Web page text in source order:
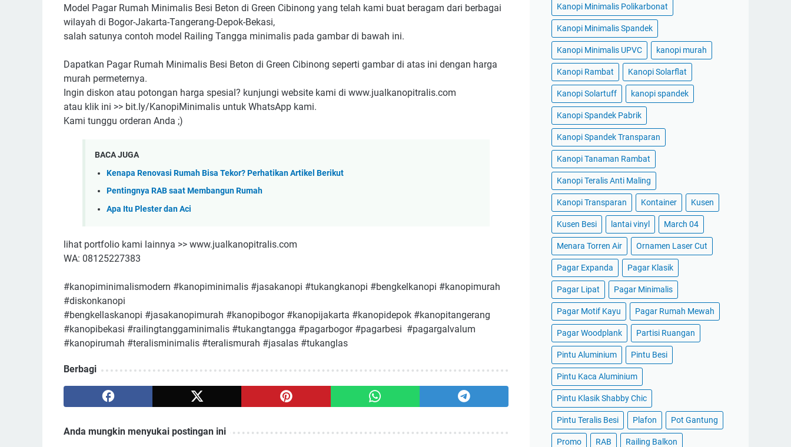
Model Pagar Rumah Minimalis Besi Beton di Green Cibinong yang telah kami buat beragam dari berbagai
wilayah di Bogor-Jakarta-Tangerang-Depok-Bekasi,
salah satunya contoh model Railing Tangga minimalis pada gambar di bawah ini.
Dapatkan Pagar Rumah Minimalis Besi Beton di Green Cibinong seperti gambar di atas ini dengan harga
murah permeternya.
Ingin diskon atau potongan harga spesial? kunjungi website kami di www.jualkanopitralis.com
atau klik ini >> bit.ly/KanopiMinimalis untuk WhatsApp kami.
Kami tunggu orderan Anda ;)
BACA JUGA
Kenapa Renovasi Rumah Bisa Tekor? Perhatikan Artikel Berikut
Pentingnya RAB saat Membangun Rumah
Apa Itu Plester dan Aci
lihat portfolio kami lainnya >> www.jualkanopitralis.com
WA: 08125227383
#kanopiminimalismodern #kanopiminimalis #jasakanopi #tukangkanopi #bengkelkanopi #kanopimurah
#diskonkanopi
#bengkellaskanopi #jasakanopimurah #kanopibogor #kanopijakarta #kanopidepok #kanopitangerang
#kanopibekasi #railingtanggaminimalis #tukangtangga #pagarbogor #pagarbesi #pagargalvalum
#kanopirumah #teralisminimalis #teralismurah #jasalas #tukanglas
Berbagi
Anda mungkin menyukai postingan ini
Kanopi Minimalis Polikarbonat
Kanopi Minimalis Spandek
Kanopi Minimalis UPVC kanopi murah
Kanopi Rambat Kanopi Solarflat
Kanopi Solartuff kanopi spandek
Kanopi Spandek Pabrik
Kanopi Spandek Transparan
Kanopi Tanaman Rambat
Kanopi Teralis Anti Maling
Kanopi Transparan Kontainer Kusen
Kusen Besi lantai vinyl March 04
Menara Torren Air Ornamen Laser Cut
Pagar Expanda Pagar Klasik
Pagar Lipat Pagar Minimalis
Pagar Motif Kayu Pagar Rumah Mewah
Pagar Woodplank Partisi Ruangan
Pintu Aluminium Pintu Besi
Pintu Kaca Aluminium
Pintu Klasik Shabby Chic
Pintu Teralis Besi Plafon Pot Gantung
Promo RAB Railing Balkon